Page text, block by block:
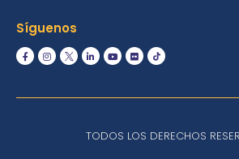
Síguenos
TODOS LOS DERECHOS